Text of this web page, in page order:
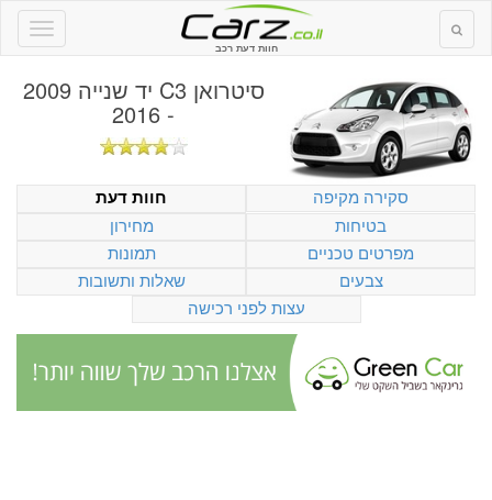
חוות דעת רכב
סיטרואן C3 יד שנייה 2009
- 2016
סקירה מקיפה
חוות דעת
בטיחות
מחירון
מפרטים טכניים
תמונות
צבעים
שאלות ותשובות
עצות לפני רכישה